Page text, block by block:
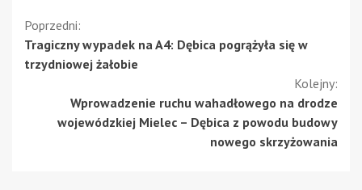
Kontynuuj
czytanie
Poprzedni:
Tragiczny wypadek na A4: Dębica pogrążyła się w
trzydniowej żałobie
Kolejny:
Wprowadzenie ruchu wahadłowego na drodze
wojewódzkiej Mielec – Dębica z powodu budowy
nowego skrzyżowania